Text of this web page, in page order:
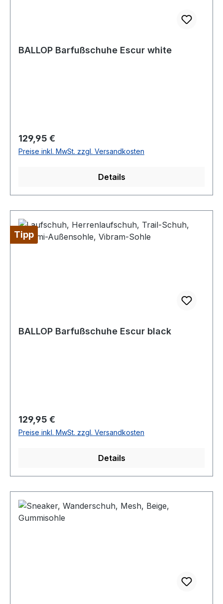
BALLOP Barfußschuhe Escur white
Regulärer Preis:
129,95 €
Preise inkl. MwSt. zzgl. Versandkosten
Details
Tipp
BALLOP Barfußschuhe Escur black
Regulärer Preis:
129,95 €
Preise inkl. MwSt. zzgl. Versandkosten
Details